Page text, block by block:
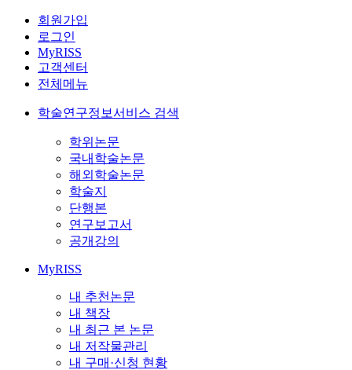
회원가입
로그인
MyRISS
고객센터
전체메뉴
학술연구정보서비스 검색
학위논문
국내학술논문
해외학술논문
학술지
단행본
연구보고서
공개강의
MyRISS
내 추천논문
내 책장
내 최근 본 논문
내 저작물관리
내 구매·신청 현황